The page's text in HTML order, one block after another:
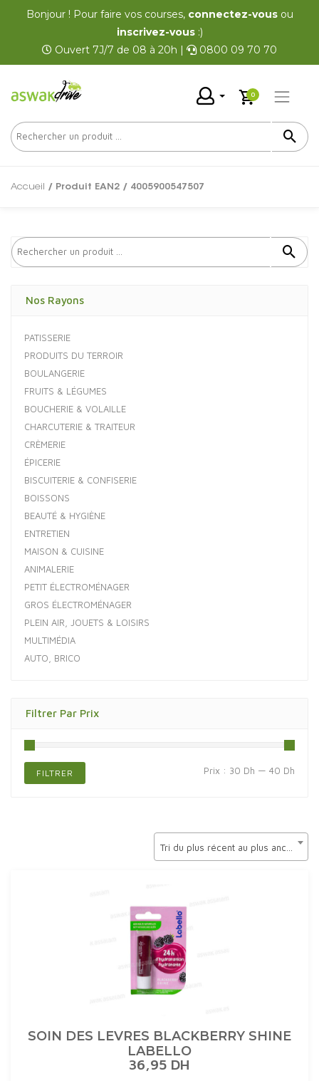
Bonjour ! Pour faire vos courses, connectez-vousou
inscrivez-vous:)
Ouvert 7J/7 de 08 à 20h |
0800 09 70 70
0
Accueil / Produit EAN2 / 4005900547507
Nos Rayons
PATISSERIE
PRODUITS DU TERROIR
BOULANGERIE
FRUITS & LÉGUMES
BOUCHERIE & VOLAILLE
CHARCUTERIE & TRAITEUR
CRÈMERIE
ÉPICERIE
BISCUITERIE & CONFISERIE
BOISSONS
BEAUTÉ & HYGIÈNE
ENTRETIEN
MAISON & CUISINE
ANIMALERIE
PETIT ÉLECTROMÉNAGER
GROS ÉLECTROMÉNAGER
PLEIN AIR, JOUETS & LOISIRS
MULTIMÉDIA
AUTO, BRICO
Filtrer Par Prix
FILTRER Prix : 30 Dh — 40 Dh
SOIN DES LEVRES BLACKBERRY SHINE
LABELLO
36,95 DH